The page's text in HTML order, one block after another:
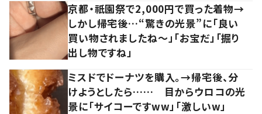
京都・祇園祭で2,000円で買った着物→
しかし帰宅後…“驚きの光景”に「良い
買い物されましたね～」「お宝だ」「掘り
出し物ですね」
ミスドでドーナツを購入。→帰宅後、分
けようとしたら…… 目からウロコの光
景に「サイコーですww」「激しいw」